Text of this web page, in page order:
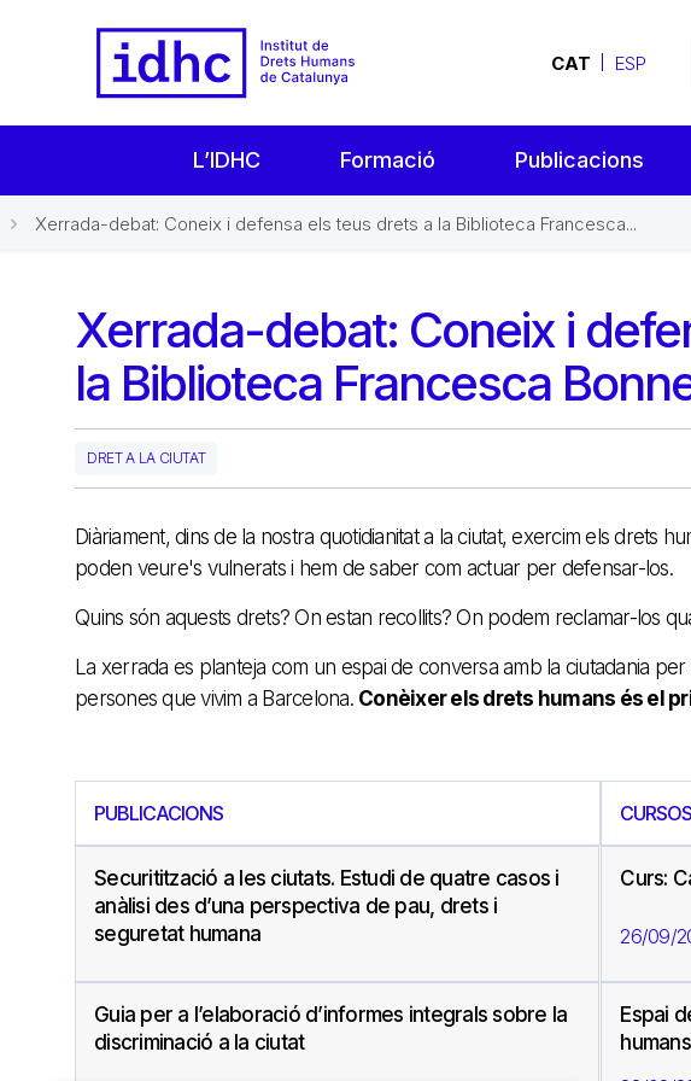
CAT ESP
L’IDHC Formació Publicacions
Xerrada-debat: Coneix i defensa els teus drets a la Biblioteca Francesca...
Xerrada-debat: Coneix i
la Biblioteca Francesca
DRET A LA CIUTAT
Diàriament, dins de la nostra quotidianitat a la ciutat, exercim els drets
poden veure's vulnerats i hem de saber com actuar per defensar-los.
Quins són aquests drets? On estan recollits? On podem reclamar-los
La xerrada es planteja com un espai de conversa amb la ciutadania
persones que vivim a Barcelona. Conèixer els drets humans és el
PUBLICACIONS
Securitització a les ciutats. Estudi de quatre casos i
anàlisi des d’una perspectiva de pau, drets i
seguretat humana
Guia per a l’elaboració d’informes integrals sobre la
discriminació a la ciutat
CURSOS
Curs:
26/09/
Espai